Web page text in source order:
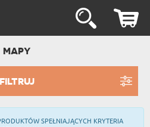
MAPY
FILTRUJ
SPEŁNIAJĄCYCH KRYTERIA